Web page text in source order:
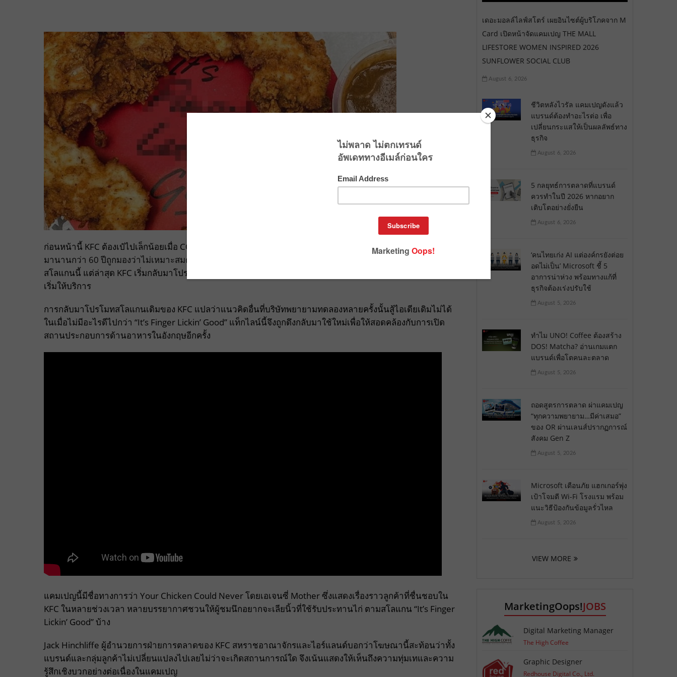
ก่อนหน้านี้ KFC ต้องเป๋ไปเล็กน้อยเมื่อ COVID-19 ระบาดใหญ่ เพราะ
สโลแกน “It’s Finger Lickin’ Good” ที่ติดหูผู้คน
มานานกว่า 60 ปีถูกมองว่าไม่เหมาะสมตามหลักป้องกันการติดโรค
ดังนั้น แบรนด์ฟาสต์ฟู้ดจึงถูกสังคมบีบให้หยุดใช้
สโลแกนนี้ แต่ล่าสุด KFC เริ่มกลับมาโปรโมทวิถีเลียนิ้วอีกครั้ง หลังสถานการณ์เริ่มคลี่คลายเมื่อวัคซีน COVID-19
เริ่มให้บริการ
การกลับมาโปรโมทสโลแกนเดิมของ KFC แปลว่าแนวคิดอื่นที่บริษัทพยายามทดลองหลายครั้งนั้นสู้ไอเดียเดิมไม่ได้
ในเมื่อไม่มีอะไรดีไปกว่า “It’s Finger Lickin’ Good” แท็กไลน์นี้จึงถูกดึงกลับมาใช้ใหม่เพื่อให้สอดคล้องกับการเปิด
สถานประกอบการด้านอาหารในอังกฤษอีกครั้ง
แคมเปญนี้มีชื่อทางการว่า Your Chicken Could Never โดยเอเจนซี่ Mother ซึ่งแสดงเรื่องราวลูกค้าที่ชื่นชอบใน
KFC ในหลายช่วงเวลา หลายบรรยากาศชวนให้ผู้ชมนึกอยากจะเลียนิ้วที่ใช้รับประทานไก่ ตามสโลแกน “It’s Finger
Lickin’ Good” บ้าง
Jack Hinchliffe ผู้อำนวยการฝ่ายการตลาดของ KFC สหราชอาณาจักรและไอร์แลนด์บอกว่าโฆษณานี้สะท้อนว่าทั้ง
แบรนด์และกลุ่มลูกค้าไม่เปลี่ยนแปลงไปเลยไม่ว่าจะเกิดสถานการณ์ใด จึงเน้นแสดงให้เห็นถึงความทุ่มเทและความ
รู้สึกเชิงบวกอย่างต่อเนื่องในแคมเปญ
เดอะมอลล์ไลฟ์สโตร์ เผยอินไซต์ผู้บริโภคจาก M
Card เปิดหน้าจัดแคมเปญ THE MALL
LIFESTORE WOMEN INSPIRED 2026
SUNFLOWER SOCIAL CLUB
August 6, 2026
ชีวิตหลังไวรัล แคมเปญดังแล้ว
แบรนด์ต้องทำอะไรต่อ เพื่อ
เปลี่ยนกระแสให้เป็นผลลัพธ์ทาง
ธุรกิจ
August 6, 2026
5 กลยุทธ์การตลาดที่แบรนด์
ควรทำในปี 2026 หากอยาก
เติบโตอย่างยั่งยืน
August 6, 2026
‘คนไทยเก่ง AI แต่องค์กรยังต่อย
อดไม่เป็น’ Microsoft ชี้ 5
อาการน่าห่วง พร้อมทางแก้ที่
ธุรกิจต้องเร่งปรับใช้
August 5, 2026
ทำไม UNO! Coffee ต้องสร้าง
DOS! Matcha? อ่านเกมแตก
แบรนด์เพื่อโตคนละตลาด
August 5, 2026
ถอดสูตรการตลาด ผ่าแคมเปญ
“ทุกความพยายาม…มีค่าเสมอ”
ของ OR ผ่านเลนส์ปรากฏการณ์
สังคม Gen Z
August 5, 2026
Microsoft เตือนภัย แฮกเกอร์พุ่ง
เป้าโจมตี Wi-Fi โรงแรม พร้อม
แนะวิธีป้องกันข้อมูลรั่วไหล
August 5, 2026
VIEW MORE
MarketingOops!JOBS
Digital Marketing Manager
The High Coffee
Graphic Designer
Redhouse Digital Co., Ltd.